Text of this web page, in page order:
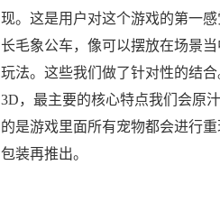
现。这是用户对这个游戏的第一
长毛象公车，像可以摆放在场景
玩法。这些我们做了针对性的结
3D，最主要的核心特点我们会原
的是游戏里面所有宠物都会进行
包装再推出。